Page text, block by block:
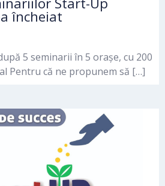
încheiat
5 seminarii în 5 orașe, cu 200
Pentru că ne propunem să […]